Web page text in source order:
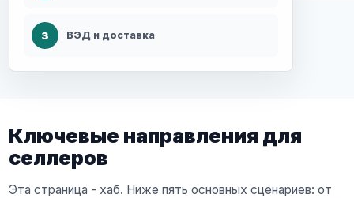
3 ВЭД и доставка
Ключевые направления для
селлеров
Эта страница - хаб. Ниже пять основных сценариев: от